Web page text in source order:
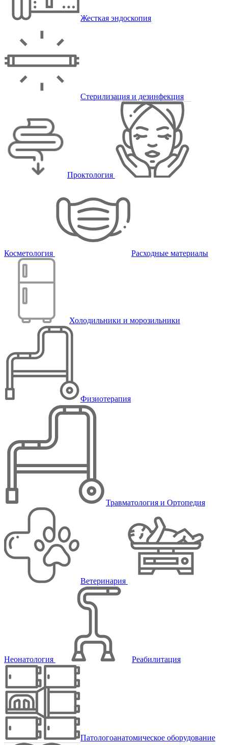
Жесткая эндоскопия
Стерилизация и дезинфекция
Проктология
Косметология Расходные материалы
Холодильники и морозильники
Физиотерапия
Травматология и Ортопедия
Ветеринария
Неонатология Реабилитация
Патологоанатомическое оборудование